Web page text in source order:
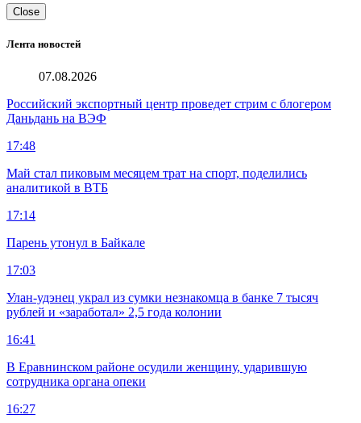
Close
Лента новостей
07.08.2026
Российский экспортный центр проведет стрим с блогером
Даньдань на ВЭФ
17:48
Май стал пиковым месяцем трат на спорт, поделились
аналитикой в ВТБ
17:14
Парень утонул в Байкале
17:03
Улан-удэнец украл из сумки незнакомца в банке 7 тысяч
рублей и «заработал» 2,5 года колонии
16:41
В Еравнинском районе осудили женщину, ударившую
сотрудника органа опеки
16:27